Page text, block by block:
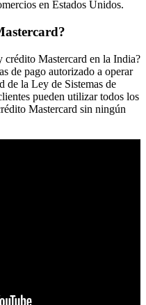
en Estados Unidos.
crédito Mastercard en la India?
de pago autorizado a operar
de la Ley de Sistemas de
pueden utilizar todos los
Mastercard sin ningún